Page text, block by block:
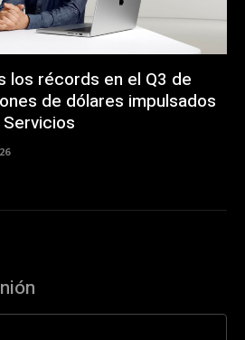
los récords en el Q3 de
de dólares impulsados